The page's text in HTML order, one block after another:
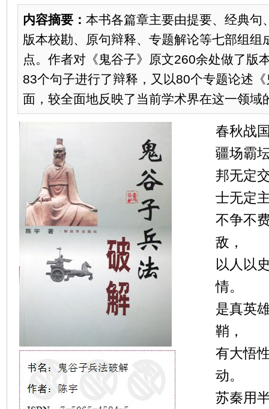
内容摘要： 本书各篇章主要由提要、经典句
版本校勘、原句辩释、专题解论等七部组组
点。作者对《鬼谷子》原文260余处做了版
83个句子进行了辩释，又以80个专题论述
面，较全面地反映了当前学术界在这一领域
春秋战
疆场霸
邦无定
士无定
不争不
敌，
以人以
情。
是真英
鞘，
有大悟
动。
苏秦用